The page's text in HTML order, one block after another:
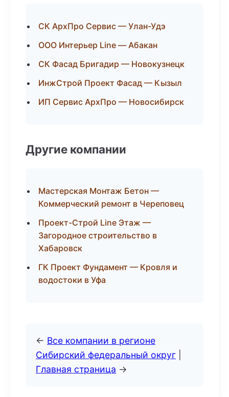
СК АрхПро Сервис — Улан-Удэ
ООО Интерьер Line — Абакан
СК Фасад Бригадир — Новокузнецк
ИнжСтрой Проект Фасад — Кызыл
ИП Сервис АрхПро — Новосибирск
Другие компании
Мастерская Монтаж Бетон —
Коммерческий ремонт в Череповец
Проект-Строй Line Этаж —
Загородное строительство в
Хабаровск
ГК Проект Фундамент — Кровля и
водостоки в Уфа
← Все компании в регионе
Сибирский федеральный округ
Главная страница →